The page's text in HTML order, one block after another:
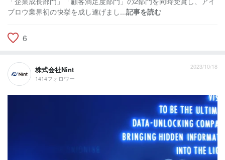
ブロウ業界初の快挙を成し遂げまし...記事を読む
6
株式会社Nint
1414フォロワー
2023/10/18